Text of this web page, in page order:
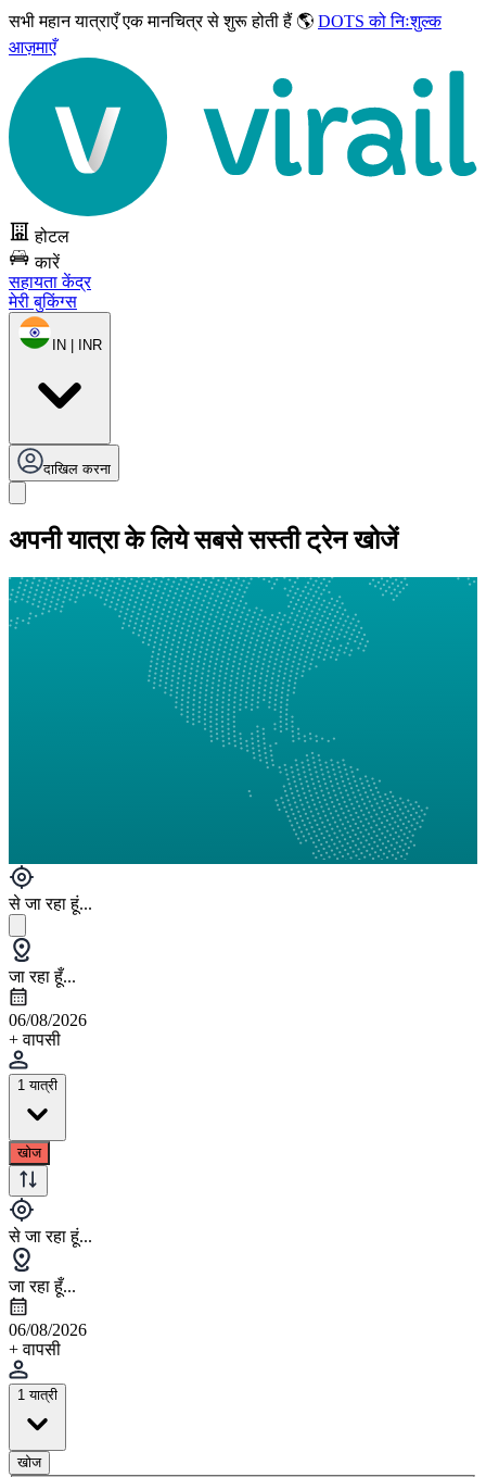
सभी महान यात्राएँएक मानचित्र से शुरू होती हैं 🌎 DOTS को निःशुल्क
आज़माएँ
होटल
कारें
सहायता केंद्र
मेरी बुकिंग्स
IN | INR
दाखिल करना
अपनी यात्रा के लिये सबसे सस्ती ट्रेन खोजें
से जा रहा हूं...
जा रहा हूँ...
06/08/2026
+ वापसी
1 यात्री
खोज
से जा रहा हूं...
जा रहा हूँ...
06/08/2026
+ वापसी
1 यात्री
खोज